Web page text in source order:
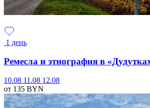
1 день
Ремесла и этнография в
10.08 11.08 12.08
от 135 BYN